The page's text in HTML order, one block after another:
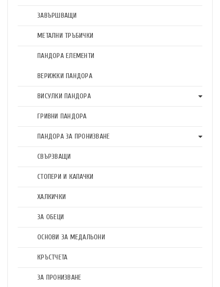
ЗАВЪРШВАЩИ
МЕТАЛНИ ТРЪБИЧКИ
ПАНДОРА ЕЛЕМЕНТИ
ВЕРИЖКИ ПАНДОРА
ВИСУЛКИ ПАНДОРА
ГРИВНИ ПАНДОРА
ПАНДОРА ЗА ПРОНИЗВАНЕ
СВЪРЗВАЩИ
СТОПЕРИ И КАПАЧКИ
ХАЛКИЧКИ
ЗА ОБЕЦИ
ОСНОВИ ЗА МЕДАЛЬОНИ
КРЪСТЧЕТА
ЗА ПРОНИЗВАНЕ